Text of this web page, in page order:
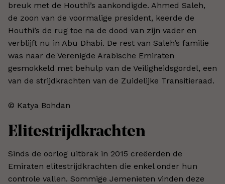
breuk met de Houthi’s aankondigde. Ahmed Saleh,
de zoon van de voormalige president, keerde de
Houthi’s de rug toe na de dood van zijn vader en
verblijft nu in Abu Dhabi. De rest van Saleh’s familie
was naar de Verenigde Arabische Emiraten
gesmokkeld met behulp van de Veiligheidsgordel, een
van de strijdkrachten van de Zuidelijke Transitieraad.
© Katya Bohdan​
Elitestrijdkrachten
Sinds de oorlog uitbrak in 2015 creëerden de
Emiraten elitestrijdkrachten die enkel onder hun
controle vallen. Sommige Jemenieten vinden deze